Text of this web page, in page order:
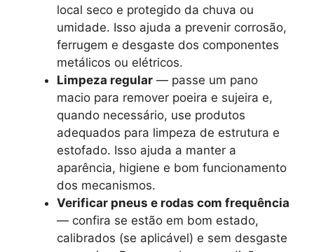
local seco e protegido da chuva ou
umidade. Isso ajuda a prevenir corrosão,
ferrugem e desgaste dos componentes
metálicos ou elétricos.
Limpeza regular — passe um pano
macio para remover poeira e sujeira e,
quando necessário, use produtos
adequados para limpeza de estrutura e
estofado. Isso ajuda a manter a
aparência, higiene e bom funcionamento
dos mecanismos.
Verificar pneus e rodas com frequência
— confira se estão em bom estado,
calibrados (se aplicável) e sem desgaste